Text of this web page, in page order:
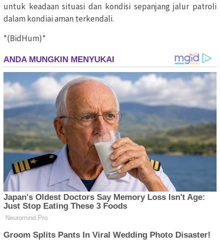
untuk keadaan situasi dan kondisi sepanjang jalur patroli
dalam kondiai aman terkendali.
*(BidHum)*